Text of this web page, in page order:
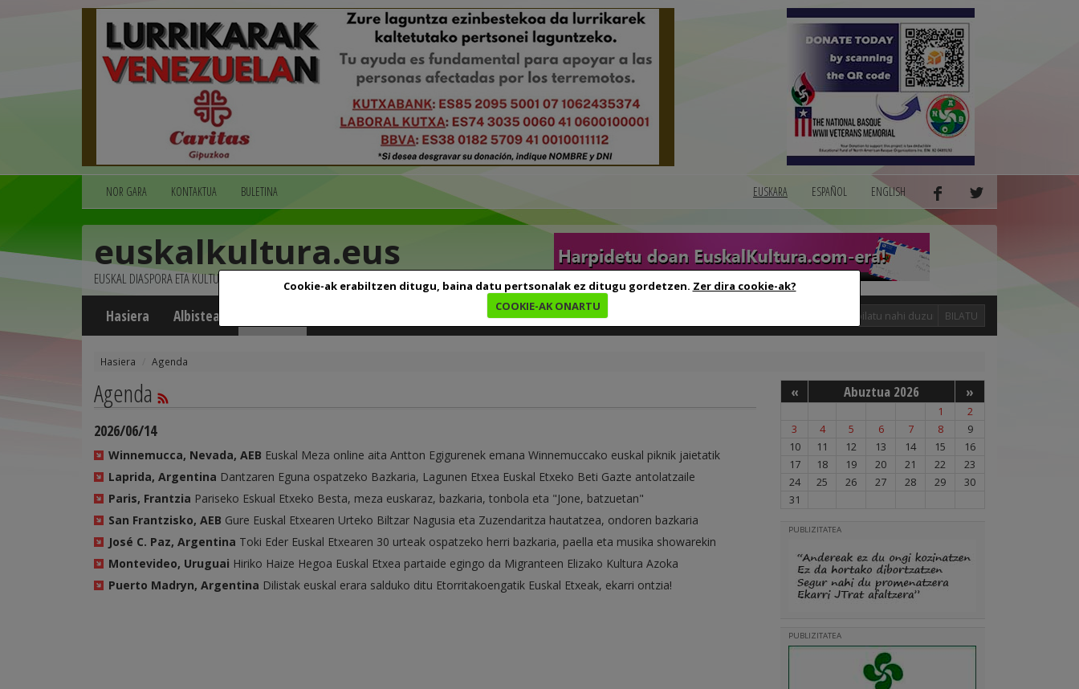
Cookie-ak erabiltzen ditugu, baina datu pertsonalak ez ditugu gordetzen. Zer dira cookie-ak?
COOKIE-AK ONARTU
NOR GARA KONTAKTUA BULETINA EUSKARA ESPAÑOL ENGLISH
euskalkultura.eus
EUSKAL DIASPORA ETA KULTURA
Hasiera Albisteak Euskara ikasten BILATU
Hasiera Agenda
Agenda
2026/06/14
Winnemucca, Nevada, AEB Euskal Meza online aita Antton Egigurenek emana Winnemuccako euskal piknik jaietatik
Laprida, Argentina Dantzaren Eguna ospatzeko Bazkaria, Lagunen Etxea Euskal Etxeko Beti Gazte antolatzaile
Paris, Frantzia Pariseko Eskual Etxeko Besta, meza euskaraz, bazkaria, tonbola eta "Jone, batzuetan"
San Frantzisko, AEB Gure Euskal Etxearen Urteko Biltzar Nagusia eta Zuzendaritza hautatzea, ondoren bazkaria
José C. Paz, Argentina Toki Eder Euskal Etxearen 30 urteak ospatzeko herri bazkaria, paella eta musika showarekin
Montevideo, Uruguai Hiriko Haize Hegoa Euskal Etxea partaide egingo da Migranteen Elizako Kultura Azoka
Puerto Madryn, Argentina Dilistak euskal erara salduko ditu Etorritakoengatik Euskal Etxeak, ekarri ontzia!
« Abuztua 2026 »
1
2
3
4 5 6 7 8
9
10
11 12 13 14 15
16
17
18 19 20 21 22
23
24
25 26 27 28 29
30
31
PUBLIZITATEA
PUBLIZITATEA